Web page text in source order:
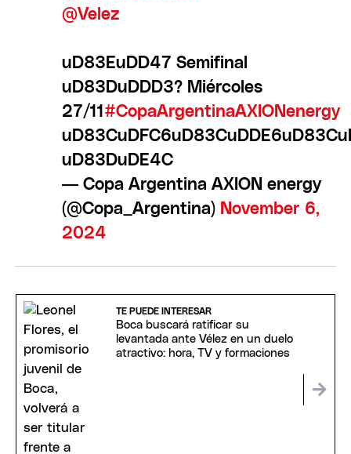
@Velez
uD83EuDD47 Semifinal
uD83DuDDD3? Miércoles
27/11 #CopaArgentinaAXIONenergy
uD83DuDE4C
— Copa Argentina AXION energy
(@Copa_Argentina) November 6,
2024
TE PUEDE INTERESAR
Boca buscará ratificar su
levantada ante Vélez en un duelo
atractivo: hora, TV y formaciones